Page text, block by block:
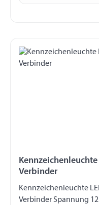
Verbinder
Kennzeichenleuchte LED 500 mm Kabel mit
Verbinder Spannung 12